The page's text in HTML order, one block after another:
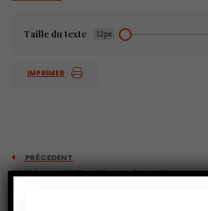
Taille du texte 12px
IMPRIMER
PRÉCEDENT
L’UE investit 11 milliards $ sur 10 ans